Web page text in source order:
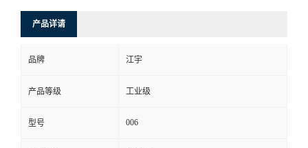
产品详请
品牌 江宇
产品等级 工业级
型号 006